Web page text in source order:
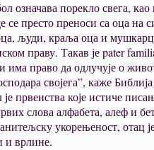
означава порекло свега,
се престо преноси са оца на
људи, краља оца и
праву. Такав је pater
има право да одлучује о
својега”, каже
првенства које истиче
слова алфабета, алеф и
укорењеност, отац
и врлине.